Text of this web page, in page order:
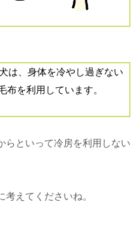
は、身体を冷やし過ぎない
布を利用しています。
らといって冷房を利用しない
考えて くださいね。